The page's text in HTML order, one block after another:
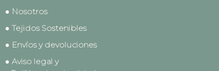
● Nosotros
● Tejidos Sostenibles
● Envíos y devoluciones
● Aviso legal y